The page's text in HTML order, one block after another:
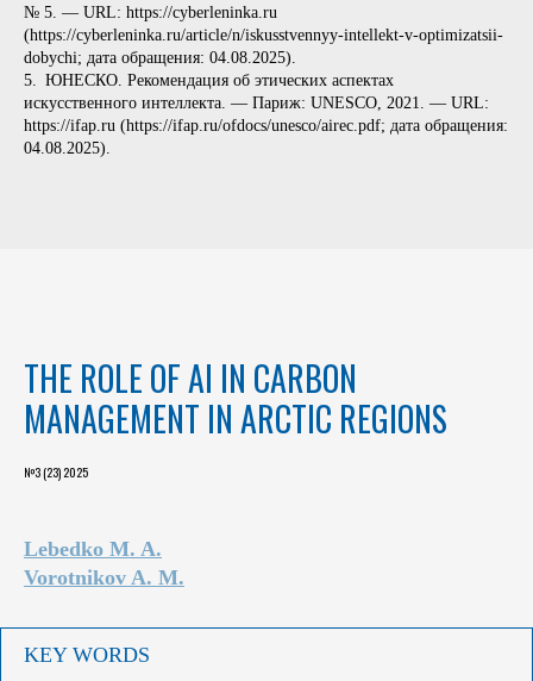
№ 5. — URL: https://cyberleninka.ru
(https://cyberleninka.ru/article/n/iskusstvennyy-intellekt-v-optimizatsii-
dobychi; дата обращения: 04.08.2025).
5. ЮНЕСКО. Рекомендация об этических аспектах
искусственного интеллекта. — Париж: UNESCO, 2021. — URL:
https://ifap.ru (https://ifap.ru/ofdocs/unesco/airec.pdf; дата обращения:
04.08.2025).
THE ROLE OF AI IN CARBON
MANAGEMENT IN ARCTIC REGIONS
№3 (23) 2025
Lebedko M. A.
Vorotnikov A. M.
KEY WORDS